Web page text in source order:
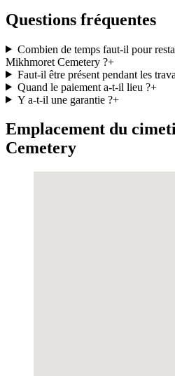
Questions fréquentes
Combien de temps faut-il pour
Mikhmoret Cemetery ?+
Faut-il être présent pendant les
Quand le paiement a-t-il lieu ?+
Y a-t-il une garantie ?+
Emplacement du
Cemetery